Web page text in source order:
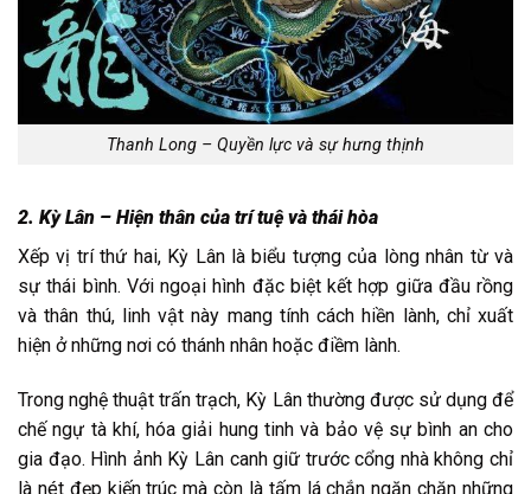
Thanh Long – Quyền lực và sự hưng thịnh
2. Kỳ Lân – Hiện thân của trí tuệ và thái hòa
Xếp vị trí thứ hai, Kỳ Lân là biểu tượng của lòng nhân từ và
sự thái bình. Với ngoại hình đặc biệt kết hợp giữa đầu rồng
và thân thú, linh vật này mang tính cách hiền lành, chỉ xuất
hiện ở những nơi có thánh nhân hoặc điềm lành.
Trong nghệ thuật trấn trạch, Kỳ Lân thường được sử dụng để
chế ngự tà khí, hóa giải hung tinh và bảo vệ sự bình an cho
gia đạo. Hình ảnh Kỳ Lân canh giữ trước cổng nhà không chỉ
là nét đẹp kiến trúc mà còn là tấm lá chắn ngăn chặn những